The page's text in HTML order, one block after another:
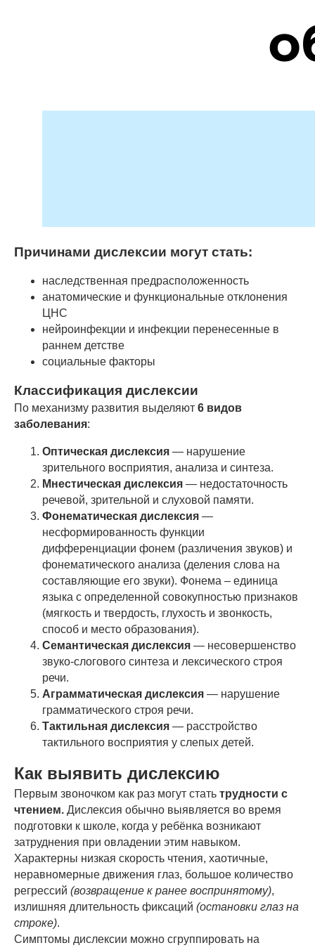
Причинами дислексии могут стать:
наследственная предрасположенность
анатомические и функциональные отклонения
ЦНС
нейроинфекции и инфекции перенесенные в
раннем детстве
социальные факторы
Классификация дислексии
По механизму развития выделяют 6 видов
заболевания:
Оптическая дислексия — нарушение
зрительного восприятия, анализа и синтеза.
Мнестическая дислексия — недостаточность
речевой, зрительной и слуховой памяти.
Фонематическая дислексия —
несформированность функции
дифференциации фонем (различения звуков) и
фонематического анализа (деления слова на
составляющие его звуки). Фонема – единица
языка с определенной совокупностью признаков
(мягкость и твердость, глухость и звонкость,
способ и место образования).
Семантическая дислексия — несовершенство
звуко-слогового синтеза и лексического строя
речи.
Аграмматическая дислексия — нарушение
грамматического строя речи.
Тактильная дислексия — расстройство
тактильного восприятия у слепых детей.
Как выявить дислексию
Первым звоночком как раз могут стать трудности с
чтением. Дислексия обычно выявляется во время
подготовки к школе, когда у ребёнка возникают
затруднения при овладении этим навыком.
Характерны низкая скорость чтения, хаотичные,
неравномерные движения глаз, большое количество
регрессий (возвращение к ранее воспринятому),
излишняя длительность фиксаций (остановки глаз на
строке).
Симптомы дислексии можно сгруппировать на